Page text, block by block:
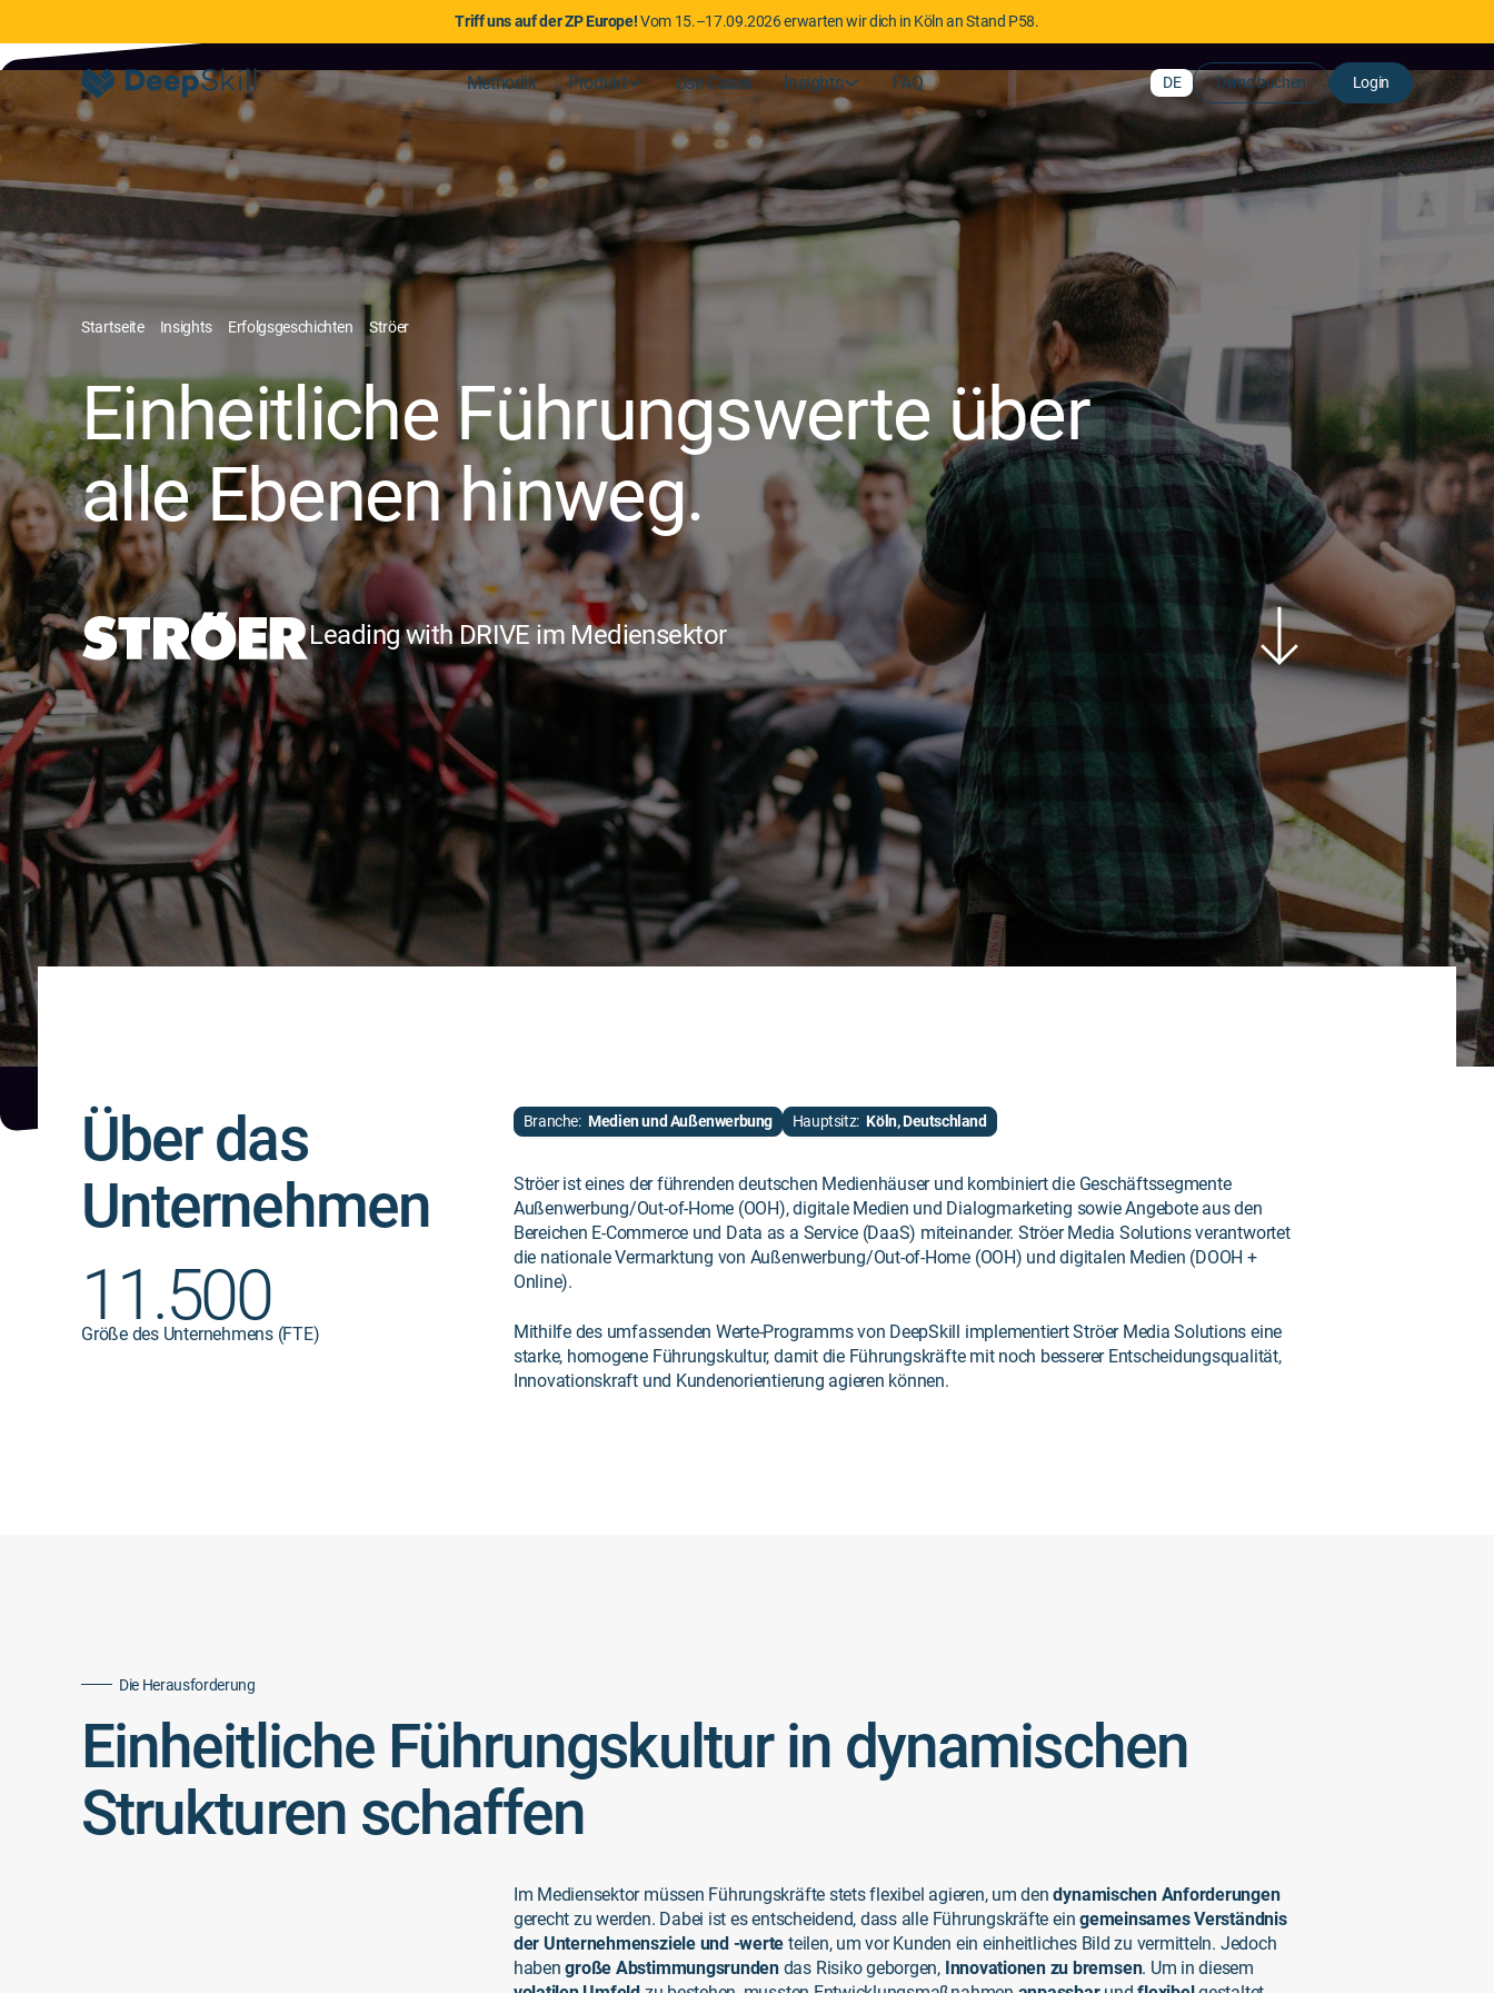
Triff uns auf der ZP Europe!Vom 15.–17.09.2026 erwarten wir dich in Köln an Stand P58.
Methodik Produkt Use Cases Insights FAQ DE Demo buchen Login
Startseite Insights Erfolgsgeschichten Ströer
Einheitliche Führungswerte über
alle Ebenen hinweg.
Leading with DRIVE im Mediensektor
Über das
Unternehmen
11.500
Größe des Unternehmens (FTE)
Branche: Medien und Außenwerbung Hauptsitz: Köln, Deutschland
Ströer ist eines der führenden deutschen Medienhäuser und kombiniert die Geschäftssegmente
Außenwerbung/Out-of-Home (OOH), digitale Medien und Dialogmarketing sowie Angebote aus den
Bereichen E-Commerce und Data as a Service (DaaS) miteinander. Ströer Media Solutions verantwortet
die nationale Vermarktung von Außenwerbung/Out-of-Home (OOH) und digitalen Medien (DOOH +
Online).
Mithilfe des umfassenden Werte-Programms von DeepSkill implementiert Ströer Media Solutions eine
starke, homogene Führungskultur, damit die Führungskräfte mit noch besserer Entscheidungsqualität,
Innovationskraft und Kundenorientierung agieren können.
Die Herausforderung
Einheitliche Führungskultur in dynamischen
Strukturen schaffen
Im Mediensektor müssen Führungskräfte stets flexibel agieren, um dendynamischen Anforderungen
gerecht zu werden. Dabei ist es entscheidend, dass alle Führungskräfte eingemeinsames Verständnis
der Unternehmensziele und -werte teilen, um vor Kunden ein einheitliches Bild zu vermitteln. Jedoch
habengroße Abstimmungsrundendas Risiko geborgen, Innovationen zu bremsen. Um in diesem